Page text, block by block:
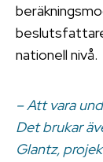
nationell nivå.
– Att vara
Det brukar
Glantz,